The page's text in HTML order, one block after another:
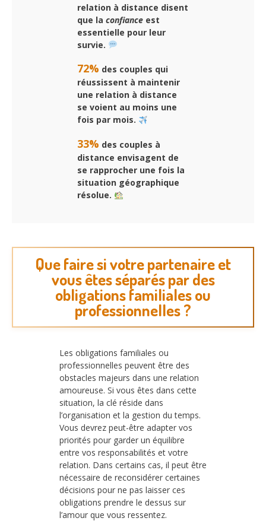
relation à distance disent
que la confiance est
essentielle pour leur
survie.
72% des couples qui
réussissent à maintenir
une relation à distance
se voient au moins une
fois par mois.
33% des couples à
distance envisagent de
se rapprocher une fois la
situation géographique
résolue.
Que faire si votre partenaire et
vous êtes séparés par des
obligations familiales ou
professionnelles ?
Les obligations familiales ou
professionnelles peuvent être des
obstacles majeurs dans une relation
amoureuse. Si vous êtes dans cette
situation, la clé réside dans
l’organisation et la gestion du temps.
Vous devrez peut-être adapter vos
priorités pour garder un équilibre
entre vos responsabilités et votre
relation. Dans certains cas, il peut être
nécessaire de reconsidérer certaines
décisions pour ne pas laisser ces
obligations prendre le dessus sur
l’amour que vous ressentez.